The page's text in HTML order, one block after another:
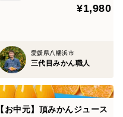
¥1,980
愛媛県八幡浜市
三代目みかん職人
【お中元】頂みかんジュース